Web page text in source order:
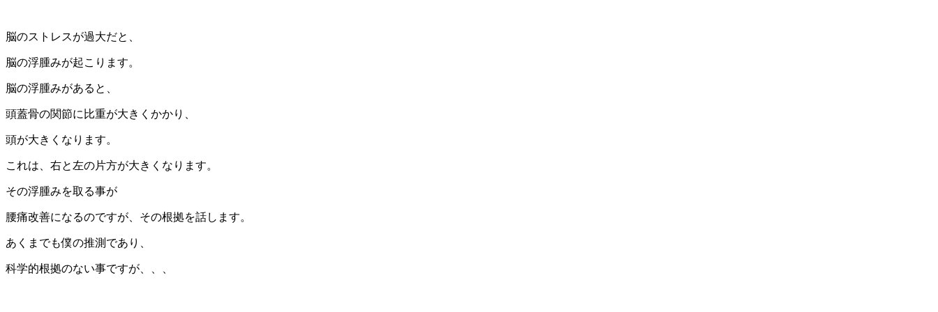
脳のストレスが過大だと、
脳の浮腫みが起こります。
脳の浮腫みがあると、
頭蓋骨の関節に比重が大きくかかり、
頭が大きくなります。
これは、右と左の片方が大きくなります。
その浮腫みを取る事が
腰痛改善になるのですが、その根拠を話します。
あくまでも僕の推測であり、
科学的根拠のない事ですが、、、